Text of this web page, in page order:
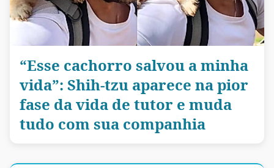
“Esse cachorro salvou a minha
vida”: Shih-tzu aparece na pior
fase da vida de tutor e muda
tudo com sua companhia